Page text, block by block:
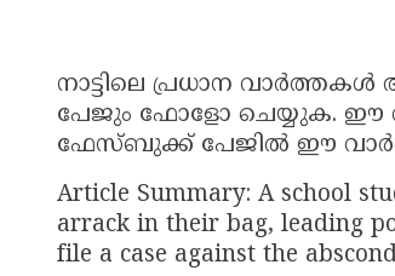
നാട്ടിലെ പ്രധാന
പേജും ഫോളോ ചെയ്യുക. ഈ
ഫേസ്ബുക്ക് പേജിൽ ഈ
Article Summary: A school
arrack in their bag, leading
file a case against the